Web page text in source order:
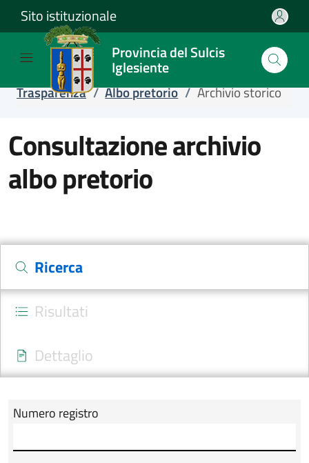
Salta e vai al contenuto
Salta e vai al footer
Sito istituzionale
Provincia del Sulcis
Iglesiente
/ Servizi / Servizi online
Trasparenza / Albo pretorio / Archivio storico
Consultazione archivio
albo pretorio
Ricerca
Risultati
Dettaglio
Modulo tab_ricerca_form
Numero registro